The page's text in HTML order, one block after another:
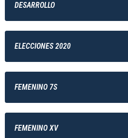
DESARROLLO
ELECCIONES 2020
FEMENINO 7S
FEMENINO XV